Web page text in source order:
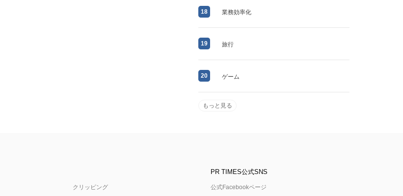
18 業務効率化
19 旅行
20 ゲーム
もっと見る
クリッピング
PR TIMES公式SNS
公式Facebookページ